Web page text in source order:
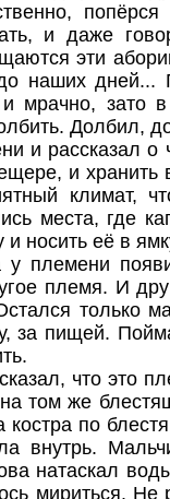
и даже
эти
до наших
мрачно, зато
Долбил,
и рассказал
и хранить
климат,
места, где
и носить её в
у племени
племя. И
только
за пищей.
что это
на том же
костра по
внутрь.
натаскал
мириться. Не